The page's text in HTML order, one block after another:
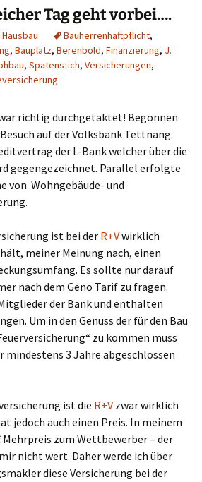
Tag geht vorbei….
Hausbau Bauherrenhaftpflicht,
, Bauplatz, Berenbold, Finanzierung, J.
, Spatenstich, Versicherungen,
richtig durchgetaktet! Begonnen
auf der Volksbank Tettnang.
der L-Bank welcher über die
gegengezeichnet. Parallel erfolgte
von Wohngebäude- und
ist bei der R+Vwirklich
meiner Meinung nach, einen
Es sollte nur darauf
nach dem Geno Tarif zu fragen.
der Bank und enthalten
Um in den Genuss der für den Bau
zu kommen muss
mindestens 3 Jahre abgeschlossen
ist die R+V zwar wirklich
jedoch auch einen Preis. In meinem
Mehrpreis zum Wettbewerber – der
nicht wert. Daher werde ich über
diese Versicherung bei der